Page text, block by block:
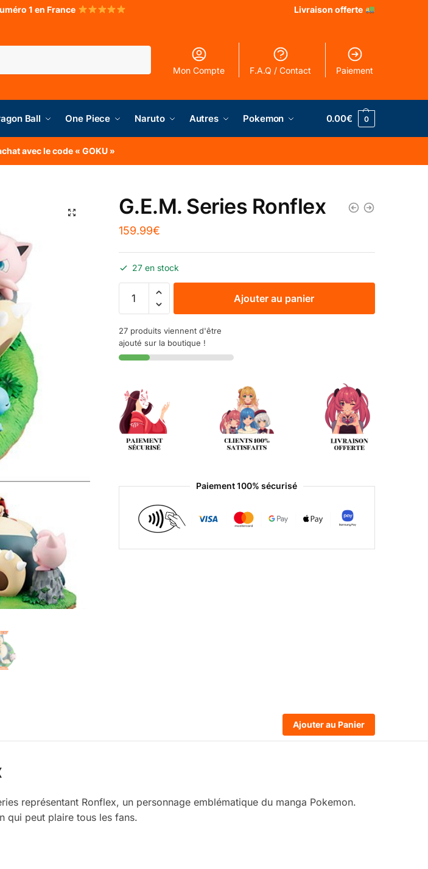
1 en France Livraison offerte
Mon Compte F.A.Q / Contact Paiement
Ball One Piece Naruto Autres Pokemon 0.00€ 0
avec le code « GOKU »
G.E.M. Series Ronflex
159.99€
27 en stock
Ajouter au panier
27 produits viennent d'être
ajouté sur la boutique !
Paiement 100% sécurisé
Ajouter au Panier
représentant Ronflex, un personnage emblématique du manga Pokemon.
qui peut plaire tous les fans.